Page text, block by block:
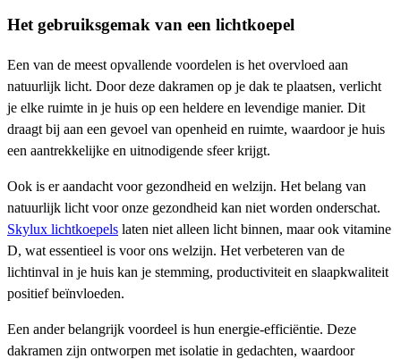
Het gebruiksgemak van een lichtkoepel
Een van de meest opvallende voordelen is het overvloed aan
natuurlijk licht. Door deze dakramen op je dak te plaatsen, verlicht
je elke ruimte in je huis op een heldere en levendige manier. Dit
draagt bij aan een gevoel van openheid en ruimte, waardoor je huis
een aantrekkelijke en uitnodigende sfeer krijgt.
Ook is er aandacht voor gezondheid en welzijn. Het belang van
natuurlijk licht voor onze gezondheid kan niet worden onderschat.
Skylux lichtkoepels laten niet alleen licht binnen, maar ook vitamine
D, wat essentieel is voor ons welzijn. Het verbeteren van de
lichtinval in je huis kan je stemming, productiviteit en slaapkwaliteit
positief beïnvloeden.
Een ander belangrijk voordeel is hun energie-efficiëntie. Deze
dakramen zijn ontworpen met isolatie in gedachten, waardoor